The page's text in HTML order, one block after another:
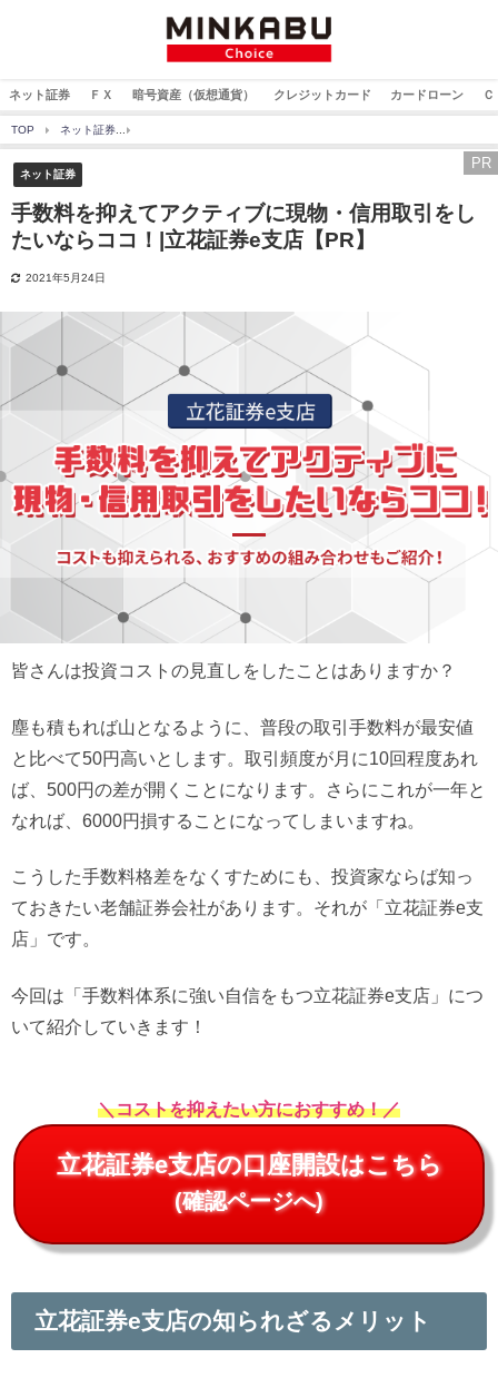
ネット証券 ＦＸ 暗号資産（仮想通貨） クレジットカード カードローン Ｃ
TOP ネット証券
ネット証券
手数料を抑えてアクティブに現物・信用取引をし
たいならココ！|立花証券e支店【PR】
2021年5月24日
PR
皆さんは投資コストの見直しをしたことはありますか？
塵も積もれば山となるように、普段の取引手数料が最安値
と比べて50円高いとします。取引頻度が月に10回程度あれ
ば、500円の差が開くことになります。さらにこれが一年と
なれば、6000円損することになってしまいますね。
こうした手数料格差をなくすためにも、投資家ならば知っ
ておきたい老舗証券会社があります。それが「立花証券e支
店」です。
今回は「手数料体系に強い自信をもつ立花証券e支店」につ
いて紹介していきます！
＼コストを抑えたい方におすすめ！／
立花証券e支店の口座開設はこちら
(確認ページへ)
立花証券e支店の知られざるメリット